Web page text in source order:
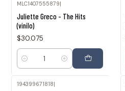
MLC1407555879
Juliette Greco - The Hits
(vinilo)
$30.075
Cantidad
194399671818|